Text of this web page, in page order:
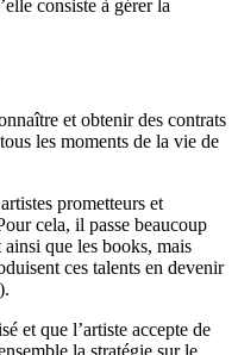
consiste à gérer la
et obtenir des contrats
les moments de la vie de
prometteurs et
cela, il passe beaucoup
que les books, mais
ces talents en devenir
et que l’artiste accepte de
la stratégie sur le